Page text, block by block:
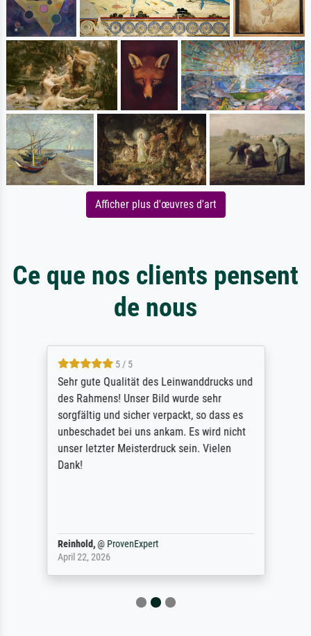
Afficher plus d'œuvres d'art
Ce que nos clients pensent
de nous
5 / 5
Sehr gute Qualität des Leinwanddrucks und
des Rahmens! Unser Bild wurde sehr
sorgfältig und sicher verpackt, so dass es
unbeschadet bei uns ankam. Es wird nicht
unser letzter Meisterdruck sein. Vielen
Dank!
Reinhold,@ ProvenExpert
April 22, 2026